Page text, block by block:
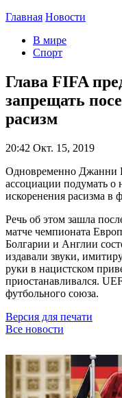
Главная Новости
В мире
Спорт
Глава FIFA
запрещать
расизм
20:42 Окт. 15, 2019
Одновременно Джанни
ассоциации подумать о
искоренения расизма в
Речь об этом зашла
матче чемпионата
Болгарии и Англии
издавали звуки,
руки в нацистском
приостанавливался.
футбольного союза.
Версия для печати
Все новости